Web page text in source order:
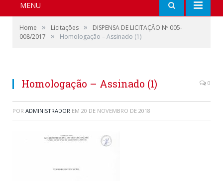
MENU
Home » Licitações »
DISPENSA DE LICITAÇÃO Nº 005-
008/2017
» Homologação – Assinado (1)
Homologação – Assinado (1) 0
POR ADMINISTRADOR EM 20 DE NOVEMBRO DE 2018